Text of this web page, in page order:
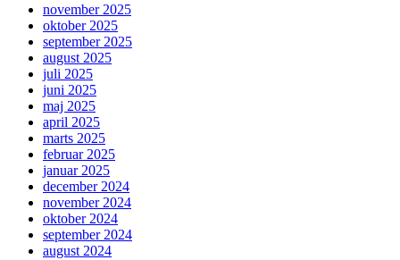
november 2025
oktober 2025
september 2025
august 2025
juli 2025
juni 2025
maj 2025
april 2025
marts 2025
februar 2025
januar 2025
december 2024
november 2024
oktober 2024
september 2024
august 2024